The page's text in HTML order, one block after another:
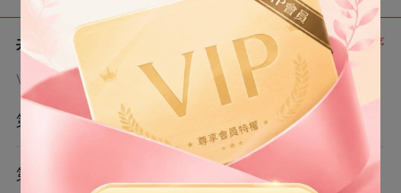
共 7 章 正序
VIP章節可通過金幣購買提前點讀
第1章
第2章